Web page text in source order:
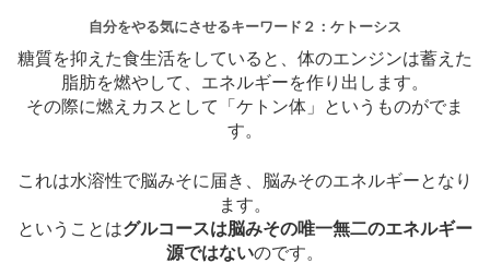
自分をやる気にさせるキーワード２：ケトーシス
糖質を抑えた食生活をしていると、体のエンジンは蓄えた
脂肪を燃やして、エネルギーを作り出します。
その際に燃えカスとして「ケトン体」というものがでま
す。
これは水溶性で脳みそに届き、脳みそのエネルギーとなり
ます。
ということはグルコースは脳みその唯一無二のエネルギー
源ではないのです。